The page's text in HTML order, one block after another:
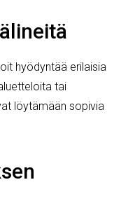
hyödyntää erilaisia
tai
löytämään sopivia